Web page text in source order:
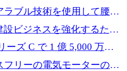
が新たな投資ラウンドで
ラブル技術を使用して腰痛
再考しているか
設ビジネスを強化するため
調達
ーズ C で 1 億 5,000 万ド
営向けにエージェント AI
リーの電気モーターの革